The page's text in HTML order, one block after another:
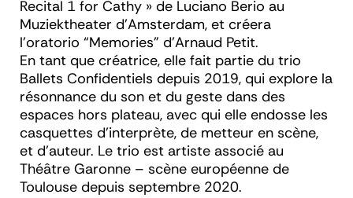
Recital 1 for Cathy » de Luciano Berio au
Muziektheater d’Amsterdam, et créera
l’oratorio “Memories” d’Arnaud Petit.
En tant que créatrice, elle fait partie du trio
Ballets Confidentiels depuis 2019, qui explore la
résonnance du son et du geste dans des
espaces hors plateau, avec qui elle endosse les
casquettes d’interprète, de metteur en scène,
et d’auteur. Le trio est artiste associé au
Théâtre Garonne – scène européenne de
Toulouse depuis septembre 2020.